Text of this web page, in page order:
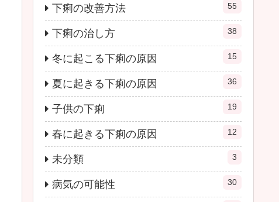
下痢の改善方法 55
下痢の治し方 38
冬に起こる下痢の原因 15
夏に起きる下痢の原因 36
子供の下痢 19
春に起きる下痢の原因 12
未分類 3
病気の可能性 30